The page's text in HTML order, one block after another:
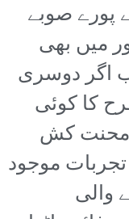
صوبے
میں بھی
اگر دوسری
کا کوئی
محنت کش
موجود
والی